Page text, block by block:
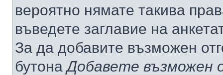
вероятно нямате такива
въведете заглавие на
За да добавите възможен
бутонаДобавете възможен